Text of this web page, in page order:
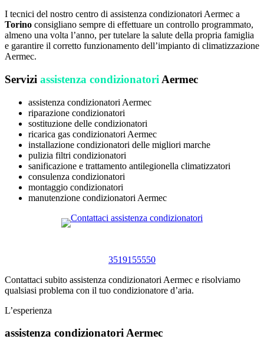
I tecnici del nostro centro di assistenza condizionatori Aermec a
Torino consigliano sempre di effettuare un controllo programmato,
almeno una volta l’anno, per tutelare la salute della propria famiglia
e garantire il corretto funzionamento dell’impianto di climatizzazione
Aermec.
Servizi assistenza condizionatori Aermec
assistenza condizionatori Aermec
riparazione condizionatori
sostituzione delle condizionatori
ricarica gas condizionatori Aermec
installazione condizionatori delle migliori marche
pulizia filtri condizionatori
sanificazione e trattamento antilegionella climatizzatori
consulenza condizionatori
montaggio condizionatori
manutenzione condizionatori Aermec
3519155550
Contattaci subito assistenza condizionatori Aermec e risolviamo
qualsiasi problema con il tuo condizionatore d’aria.
L’esperienza
assistenza condizionatori Aermec